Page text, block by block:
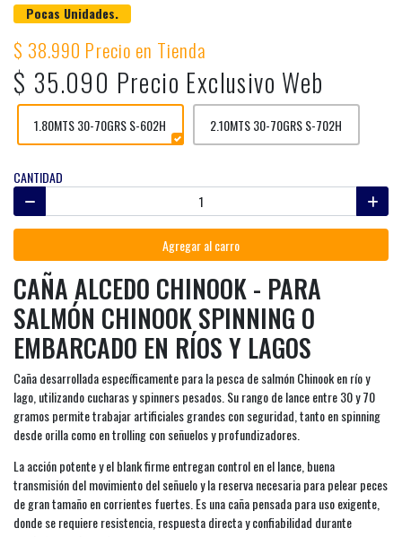
Pocas Unidades.
$ 38.990 Precio en Tienda
$ 35.090 Precio Exclusivo Web
1.80MTS 30-70GRS S-602H 2.10MTS 30-70GRS S-702H
CANTIDAD
Agregar al carro
CAÑA ALCEDO CHINOOK - PARA
SALMÓN CHINOOK SPINNING O
EMBARCADO EN RÍOS Y LAGOS
Caña desarrollada específicamente para la pesca de salmón Chinook en río y
lago, utilizando cucharas y spinners pesados. Su rango de lance entre 30 y 70
gramos permite trabajar artificiales grandes con seguridad, tanto en spinning
desde orilla como en trolling con señuelos y profundizadores.
La acción potente y el blank firme entregan control en el lance, buena
transmisión del movimiento del señuelo y la reserva necesaria para pelear peces
de gran tamaño en corrientes fuertes. Es una caña pensada para uso exigente,
donde se requiere resistencia, respuesta directa y confiabilidad durante